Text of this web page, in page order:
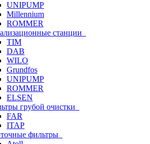
UNIPUMP
Millennium
ROMMER
станции
TIM
DAB
WILO
Grundfos
UNIPUMP
ROMMER
ELSEN
грубой очистки
FAR
ITAP
фильтры